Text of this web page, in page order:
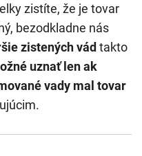
zistíte, že je tovar
bezodkladne nás
zistených vádtakto
uznať len ak
vady mal tovar